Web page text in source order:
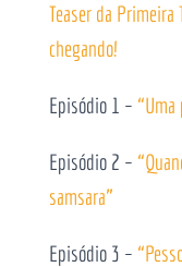
Teaser da Primeira
chegando!
Episódio 1 –
Episódio 2 –
samsara”
Episódio 3 –